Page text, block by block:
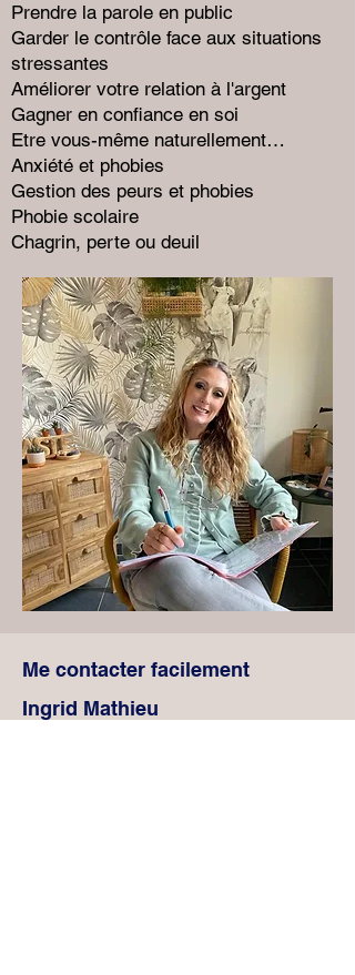
Prendre la parole en public
Garder le contrôle face aux situations
stressantes
Améliorer votre relation à l'argent
Gagner en confiance en soi
Etre vous-même naturellement…
Anxiété et phobies
Gestion des peurs et phobies
Phobie scolaire
Chagrin, perte ou deuil
Me contacter facilement
Ingrid Mathieu